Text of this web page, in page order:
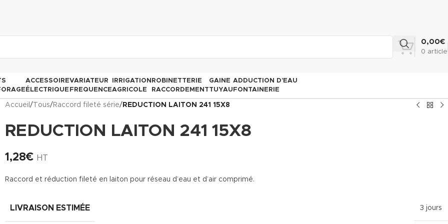
0 article
0,00€
ACCESSOIRE
ÉLECTRIQUE
VARIATEUR
FREQUENCE
IRRIGATION
AGRICOLE
ROBINETTERIE
RACCORDEMENT
GAINE
TUYAU
ADDUCTION D’EAU
FONTAINERIE
Accueil / Tous/ Raccord fileté série/ REDUCTION LAITON 241 15X8
REDUCTION LAITON 241 15X8
1,28€ HT
Raccord et réduction fileté en laiton pour réseau d’eau et d’air comprimé.
LIVRAISON ESTIMÉE 3 jours